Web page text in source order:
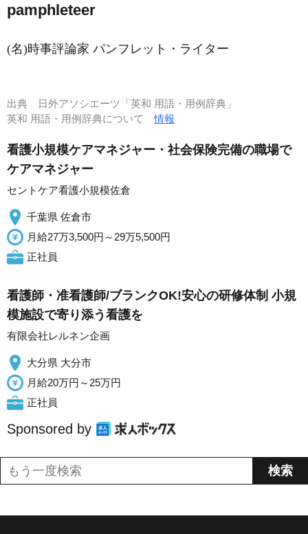
pamphleteer
(名)時事評論家 パンフレット・ライター
出典
日外アソシエーツ「英和 用語・用例辞典」
英和 用語・用例辞典について情報
看護小規模ケアマネジャー・社会保険完備の職場で
ケアマネジャー
セントケア看護小規模佐倉
千葉県 佐倉市
月給27万3,500円～29万5,500円
正社員
看護師・准看護師/ブランクOK!安心の研修体制 小規
模施設で寄り添う看護を
有限会社レルネン企画
大分県 大分市
月給20万円～25万円
正社員
Sponsored by